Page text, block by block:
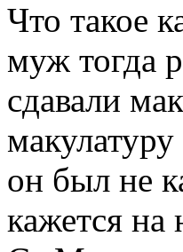
Что такое
муж тогда
сдавали
он был не
кажется на